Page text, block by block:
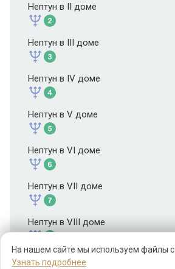
На нашем сайте мы используем файлы
Узнать подробнее
Нептун в II доме
Нептун в III доме
Нептун в IV доме
Нептун в V доме
Нептун в VI доме
Нептун в VII доме
Нептун в VIII доме
Нептун в IX доме